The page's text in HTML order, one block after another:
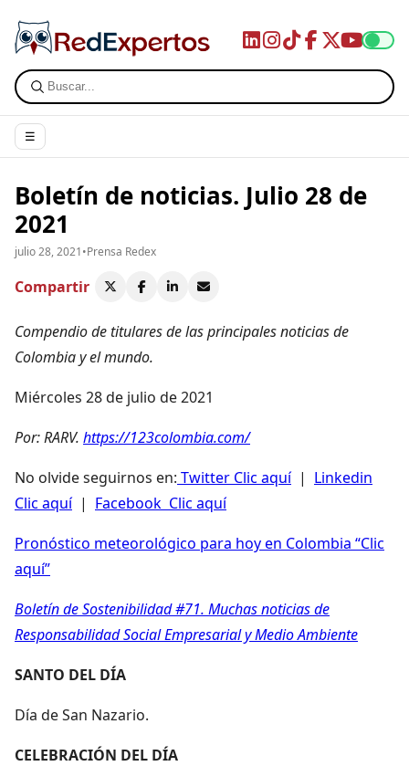
☰
Boletín de noticias. Julio 28 de
2021
julio 28, 2021•Prensa Redex
Compartir
Compendio de titulares de las principales noticias de
Colombia y el mundo.
Miércoles 28 de julio de 2021
Por: RARV. https://123colombia.com/
No olvide seguirnos en: Twitter Clic aquí| Linkedin
Clic aquí| Facebook Clic aquí
Pronóstico meteorológico para hoy en Colombia “Clic
aquí”
Boletín de Sostenibilidad #71. Muchas noticias de
Responsabilidad Social Empresarial y Medio Ambiente
SANTO DEL DÍA
Día de San Nazario.
CELEBRACIÓN DEL DÍA